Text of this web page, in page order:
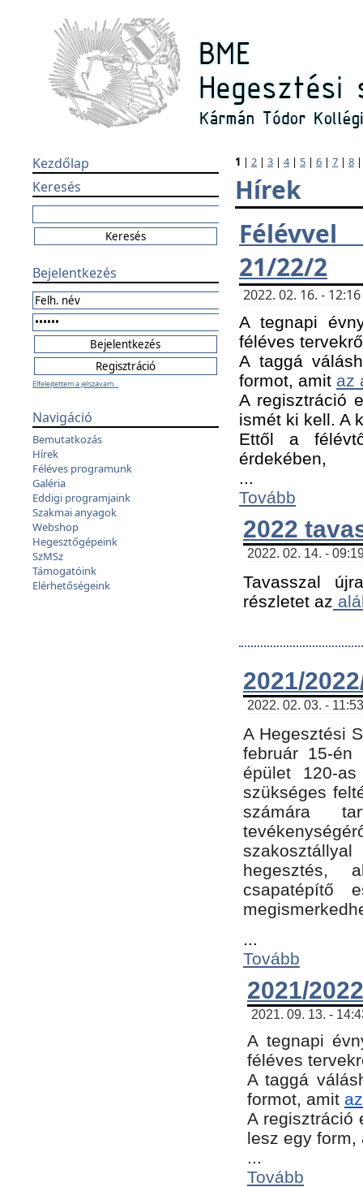
Kezdőlap
Keresés
Bejelentkezés
Elfelejtettem a jelszavam...
Navigáció
Bemutatkozás
Hírek
Féléves programunk
Galéria
Eddigi programjaink
Szakmai anyagok
Webshop
Hegesztőgépeink
SzMSz
Támogatóink
Elérhetőségeink
1 | 2 | 3 | 4| 5 | 6 | 7 | 8
Hírek
21/22/2
2022. 02. 16. -
A tegnapi
féléves
A taggá
formot, amit az
A regisztráció
ismét ki kell. A
Ettől a
érdekében,
...
Tovább
2022
2022. 02. 14. -
Tavasszal
részletet az
2021/
2022. 02. 03. -
A Hegesztési
február 15-
épület 120-
szükséges
számára
hegesztés,
csapatépítő
...
Tovább
2021/
2021. 09. 13. -
A tegnapi
féléves
A taggá
formot, amit
A regisztráció
lesz egy
...
Tovább